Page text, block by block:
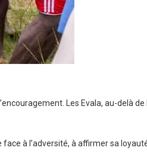
Les Evala, au-delà
à l’adversité, à affirmer sa